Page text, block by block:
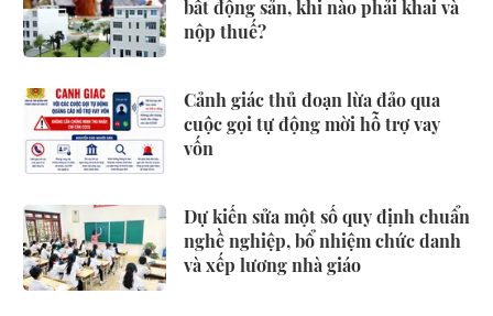
bất động sản, khi nào phải khai và
nộp thuế?
Cảnh giác thủ đoạn lừa đảo qua
cuộc gọi tự động mời hỗ trợ vay
vốn
Dự kiến sửa một số quy định chuẩn
nghề nghiệp, bổ nhiệm chức danh
và xếp lương nhà giáo